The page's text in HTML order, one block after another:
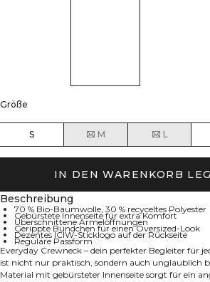
Größe
S M L
IN DEN WARENKORB
Beschreibung
70 % Bio-Baumwolle, 30 % recyceltes Polyester
Gebürstete Innenseite für extra Komfort
Überschnittene Ärmelöffnungen
Gerippte Bündchen für einen Oversized-Look
Dezentes ICIW-Sticklogo auf der Rückseite
Reguläre Passform
Everyday Crewneck – dein perfekter Begleiter für
ist nicht nur praktisch, sondern auch unglaublich
Material mit gebürsteter Innenseite sorgt für ein